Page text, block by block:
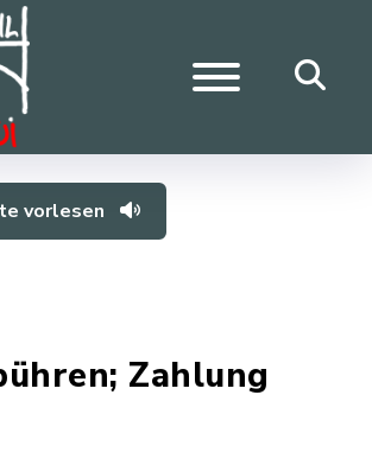
vorlesen
Zahlung